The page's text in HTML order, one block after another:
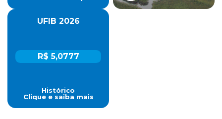
UFIB 2026
R$ 5,0777
Histórico
Clique e saiba mais